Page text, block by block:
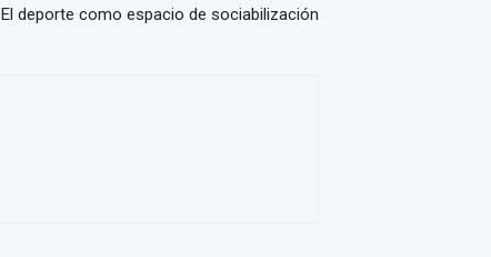
El deporte como espacio de sociabilización